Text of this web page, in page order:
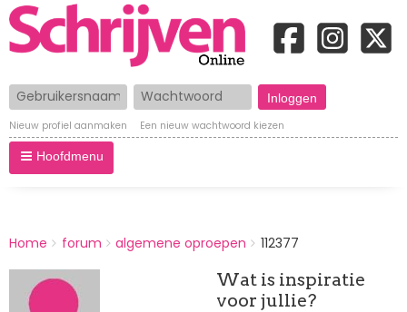
Gebruikersnaam Wachtwoord
Nieuw profiel aanmaken Een nieuw wachtwoord kiezen
Hoofdmenu
BREADCRUMBS
You
here:
Home forum algemene oproepen 112377
Wat is inspiratie
voor jullie?